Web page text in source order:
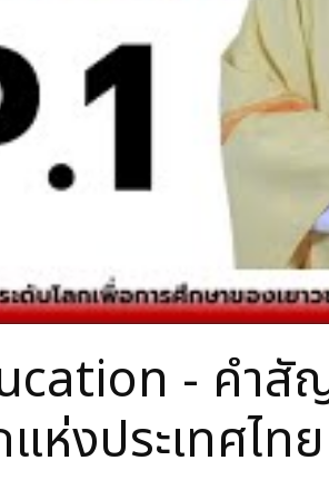
- คำสั
ห่งประเทศไท